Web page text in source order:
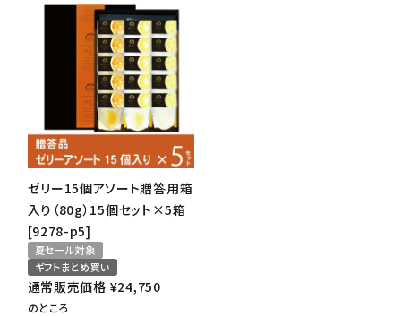
ゼリー15個アソート贈答用箱
入り（80g）15個セット×5箱
[9278-p5]
夏セール対象
ギフトまとめ買い
通常販売価格 ¥24,750
のところ